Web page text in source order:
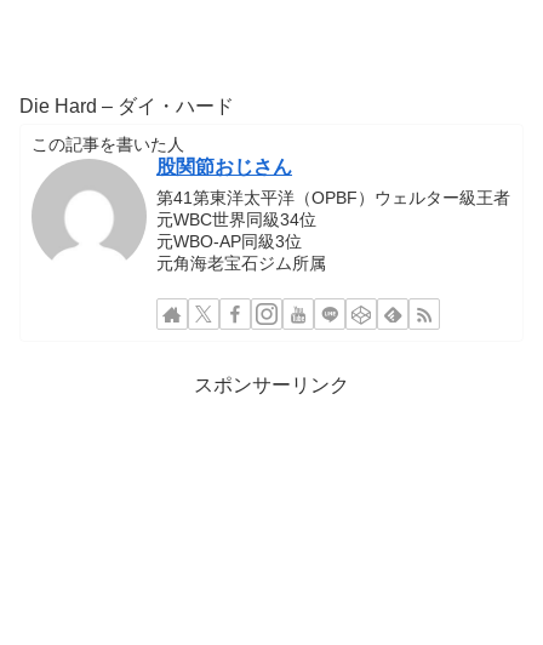
Die Hard – ダイ・ハード
この記事を書いた人
股関節おじさん
第41第東洋太平洋（OPBF）ウェルター級王者
元WBC世界同級34位
元WBO-AP同級3位
元角海老宝石ジム所属
スポンサーリンク